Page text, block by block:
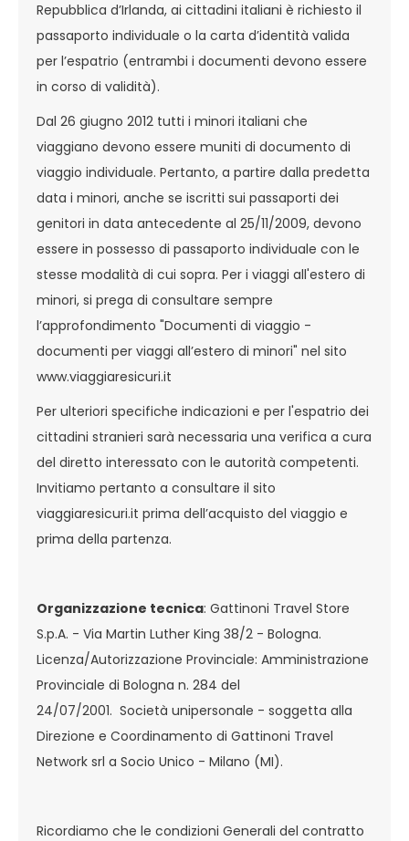
Repubblica d’Irlanda, ai cittadini italiani è richiesto il
passaporto individuale o la carta d’identità valida
per l’espatrio (entrambi i documenti devono essere
in corso di validità).
Dal 26 giugno 2012 tutti i minori italiani che
viaggiano devono essere muniti di documento di
viaggio individuale. Pertanto, a partire dalla predetta
data i minori, anche se iscritti sui passaporti dei
genitori in data antecedente al 25/11/2009, devono
essere in possesso di passaporto individuale con le
stesse modalità di cui sopra. Per i viaggi all'estero di
minori, si prega di consultare sempre
l’approfondimento "Documenti di viaggio -
documenti per viaggi all’estero di minori" nel sito
www.viaggiaresicuri.it
Per ulteriori specifiche indicazioni e per l'espatrio dei
cittadini stranieri sarà necessaria una verifica a cura
del diretto interessato con le autorità competenti.
Invitiamo pertanto a consultare il sito
viaggiaresicuri.it prima dell’acquisto del viaggio e
prima della partenza.
Organizzazione tecnica: Gattinoni Travel Store
S.p.A. - Via Martin Luther King 38/2 - Bologna.
Licenza/Autorizzazione Provinciale: Amministrazione
Provinciale di Bologna n. 284 del
24/07/2001. Società unipersonale - soggetta alla
Direzione e Coordinamento di Gattinoni Travel
Network srl a Socio Unico - Milano (MI).
Ricordiamo che le condizioni Generali del contratto